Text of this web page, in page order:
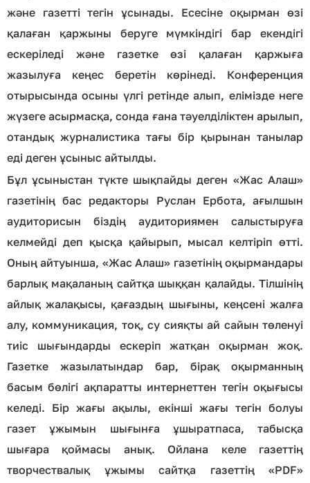
және газетті тегін ұсынады. Есесіне оқырман өзі
қалаған қаржыны беруге мүмкіндігі бар екендігі
ескеріледі және газетке өзі қалаған қаржыға
жазылуға кеңес беретін көрінеді. Конференция
отырысында осыны үлгі ретінде алып, елімізде неге
жүзеге асырмасқа, сонда ғана тәуелділіктен арылып,
отандық журналистика тағы бір қырынан танылар
еді деген ұсыныс айтылды.
Бұл ұсыныстан түкте шықпайды деген «Жас Алаш»
газетінің бас редакторы Руслан Ербота, ағылшын
аудиторисын біздің аудиториямен салыстыруға
келмейді деп қысқа қайырып, мысал келтіріп өтті.
Оның айтуынша, «Жас Алаш» газетінің оқырмандары
барлық мақаланың сайтқа шыққан қалайды. Тілшінің
айлық жалақысы, қағаздың шығыны, кеңсені жалға
алу, коммуникация, тоқ, су сияқты ай сайын төленуі
тиіс шығындарды ескеріп жатқан оқырман жоқ.
Газетке жазылатындар бар, бірақ оқырманның
басым бөлігі ақпаратты интернеттен тегін оқығысы
келеді. Бір жағы ақылы, екінші жағы тегін болуы
газет ұжымын шығынға ұшыратпаса, табысқа
шығара қоймасы анық. Ойлана келе газеттің
творчествалық ұжымы сайтқа газеттің «PDF»